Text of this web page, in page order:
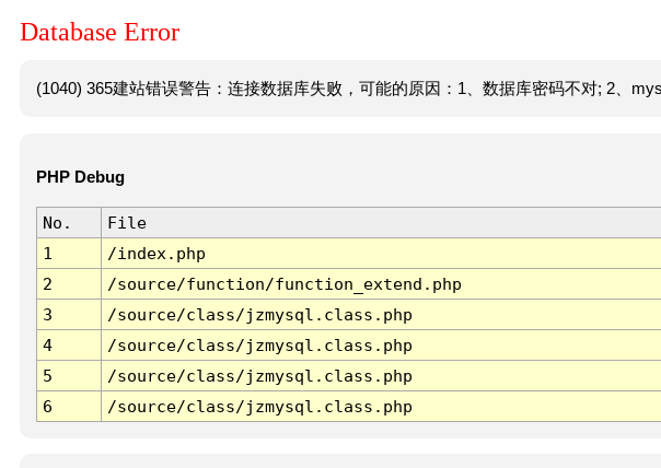
Database Error
(1040) 365建站错误警告：连接数据库失败，可能的原因：1、数据库密码不对; 2、
PHP Debug
No. File
1
/index.php
2
/source/function/function_extend.php
3
/source/class/jzmysql.class.php
4
/source/class/jzmysql.class.php
5
/source/class/jzmysql.class.php
6
/source/class/jzmysql.class.php